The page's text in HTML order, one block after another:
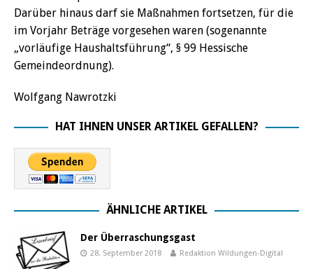
Darüber hinaus darf sie Maßnahmen fortsetzen, für die
im Vorjahr Beträge vorgesehen waren (sogenannte
„vorläufige Haushaltsführung“, § 99 Hessische
Gemeindeordnung).
Wolfgang Nawrotzki
HAT IHNEN UNSER ARTIKEL GEFALLEN?
ÄHNLICHE ARTIKEL
Der Überraschungsgast
28. September 2018 Redaktion Wildungen-Digital